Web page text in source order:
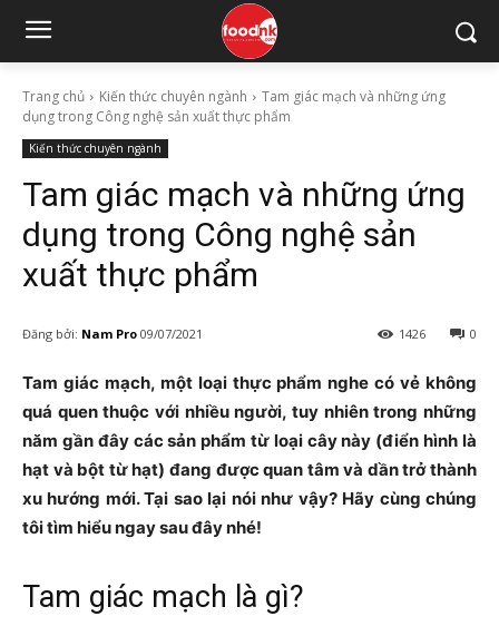
Trang chủ Kiến thức chuyên ngành
Tam giác mạch và những ứng
dụng trong Công nghệ sản xuất thực phẩm
Kiến thức chuyên ngành
Tam giác mạch và những ứng
dụng trong Công nghệ sản
xuất thực phẩm
Đăng bởi: Nam Pro 09/07/2021 0
1426
Tam giác mạch, một loại thực phẩm nghe có vẻ không
quá quen thuộc với nhiều người, tuy nhiên trong những
năm gần đây các sản phẩm từ loại cây này (điển hình là
hạt và bột từ hạt) đang được quan tâm và dần trở thành
xu hướng mới. Tại sao lại nói như vậy? Hãy cùng chúng
tôi tìm hiểu ngay sau đây nhé!
Tam giác mạch là gì?